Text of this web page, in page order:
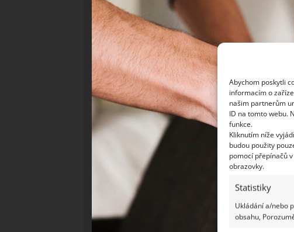
Abychom poskytli
informacím o
našim partnerům
ID na tomto webu.
funkce.
Kliknutím níže
budou použity
pomocí přepínačů
obrazovky.
Statistiky
Ukládání a/nebo
obsahu,